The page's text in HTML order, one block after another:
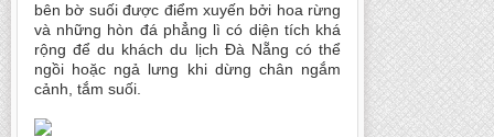
bên bờ suối được điểm xuyến bởi hoa rừng
và những hòn đá phẳng lì có diện tích khá
rộng để du khách du lịch Đà Nẵng có thể
ngồi hoặc ngả lưng khi dừng chân ngắm
cảnh, tắm suối.